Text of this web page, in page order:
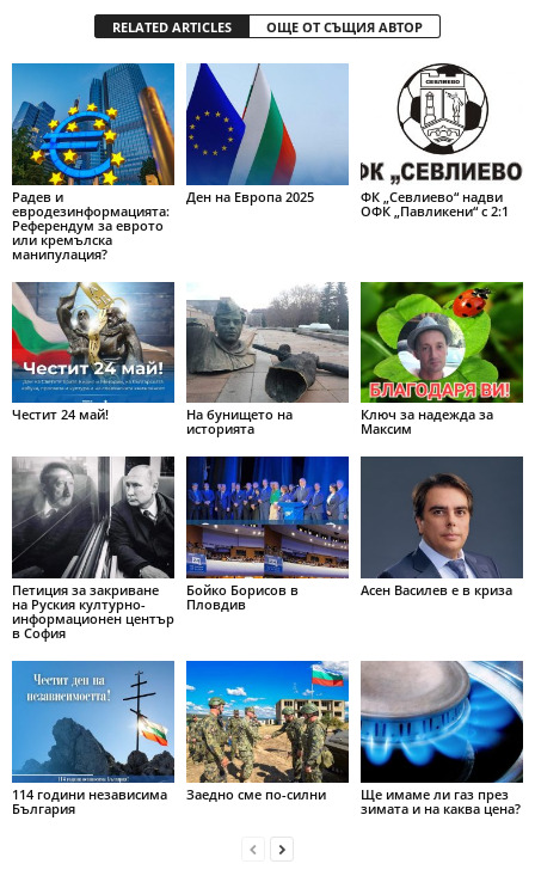
RELATED ARTICLES ОЩЕ ОТ СЪЩИЯ АВТОР
Радев и
евродезинформацията:
Референдум за еврото
или кремълска
манипулация?
Ден на Европа 2025
ФК „Севлиево“ надви
ОФК „Павликени“ с 2:1
Честит 24 май!
На бунището на
историята
Ключ за надежда за
Максим
Петиция за закриване
на Руския културно-
информационен център
в София
Бойко Борисов в
Пловдив
Асен Василев е в криза
114 години независима
България
Заедно сме по-силни
Ще имаме ли газ през
зимата и на каква цена?